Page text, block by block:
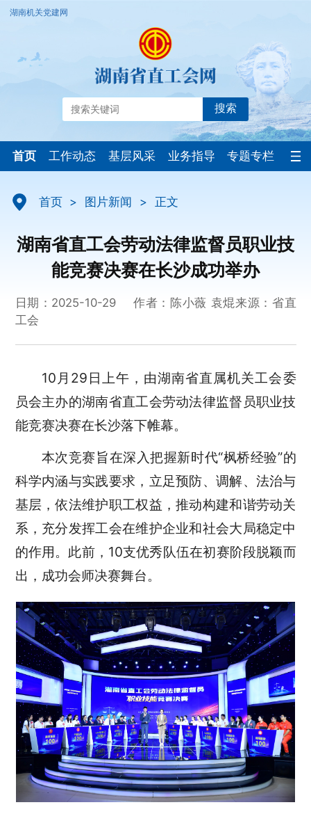
湖南机关党建网
搜索
首页 工作动态 基层风采 业务指导 专题专栏
首页 > 图片新闻 > 正文
湖南省直工会劳动法律监督员职业技
能竞赛决赛在长沙成功举办
日期：2025-10-29 作者：陈小薇 袁焜来源：省直
工会
10月29日上午，由湖南省直属机关工会委
员会主办的湖南省直工会劳动法律监督员职业技
能竞赛决赛在长沙落下帷幕。
本次竞赛旨在深入把握新时代“枫桥经验”的
科学内涵与实践要求，立足预防、调解、法治与
基层，依法维护职工权益，推动构建和谐劳动关
系，充分发挥工会在维护企业和社会大局稳定中
的作用。此前，10支优秀队伍在初赛阶段脱颖而
出，成功会师决赛舞台。